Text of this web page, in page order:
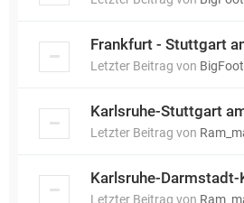
Frankfurt - Stuttgart
Letzter Beitrag von BigFoot
Karlsruhe-Stuttgart
Letzter Beitrag von
Karlsruhe-
Letzter Beitrag von